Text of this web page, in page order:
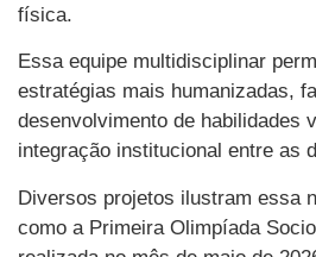
física.
Essa equipe multidisciplinar
estratégias mais humanizadas,
desenvolvimento de habilidades
integração institucional entre as
Diversos projetos ilustram essa
como a Primeira Olimpíada